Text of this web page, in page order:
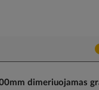
dimeriuojamas